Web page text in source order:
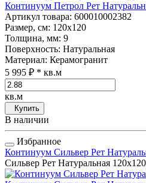
Континуум Петрол Рет
Артикул товара: 600010002382
Размер, см: 120x120
Толщина, мм: 9
Поверхность: Натуральная
Материал: Керамогранит
5 995 ₽ * кв.м
кв.м
Купить
В наличии
Избранное
Континуум Сильвер Рет
Сильвер Рет Натуральная 120x120